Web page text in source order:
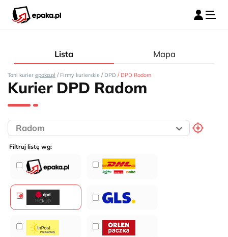
Lista Mapa
Tani kurier epaka.pl / Firmy kurierskie / DPD / DPD Radom
Kurier DPD Radom
Filtruj listę wg: